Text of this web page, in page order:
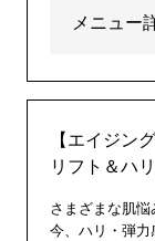
メニュー
【エイジン
リフト＆ハ
さまざまな肌悩
今、ハリ・弾力